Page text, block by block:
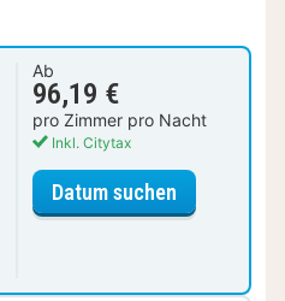
Ab
96,19 €
pro Zimmer pro Nacht
Inkl. Citytax
Datum suchen